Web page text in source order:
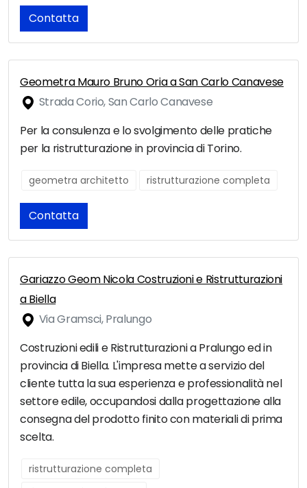
Contatta
Geometra Mauro Bruno Oria a San Carlo Canavese
Strada Corio, San Carlo Canavese
Per la consulenza e lo svolgimento delle pratiche
per la ristrutturazione in provincia di Torino.
geometra architetto ristrutturazione completa
Contatta
Gariazzo Geom Nicola Costruzioni e Ristrutturazioni
a Biella
Via Gramsci, Pralungo
Costruzioni edili e Ristrutturazioni a Pralungo ed in
provincia di Biella. L'impresa mette a servizio del
cliente tutta la sua esperienza e professionalità nel
settore edile, occupandosi dalla progettazione alla
consegna del prodotto finito con materiali di prima
scelta.
ristrutturazione completa